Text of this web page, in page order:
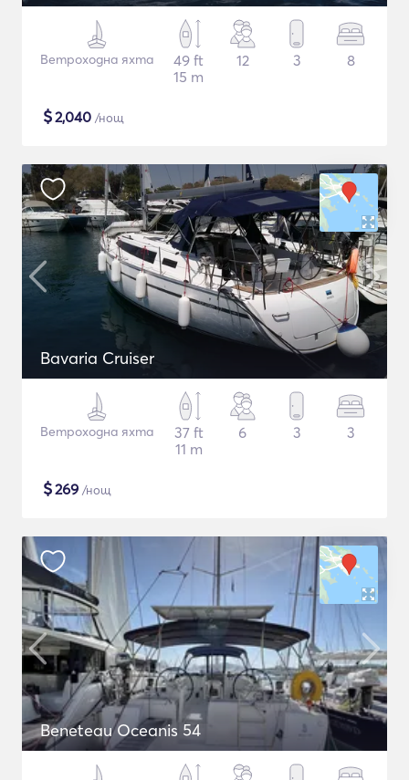
Ветроходна яхта
49 ft
15 m
12 3 8
$2,040 /нощ
Bavaria Cruiser
Ветроходна яхта
37 ft
11 m
6 3 3
$269 /нощ
Beneteau Oceanis 54